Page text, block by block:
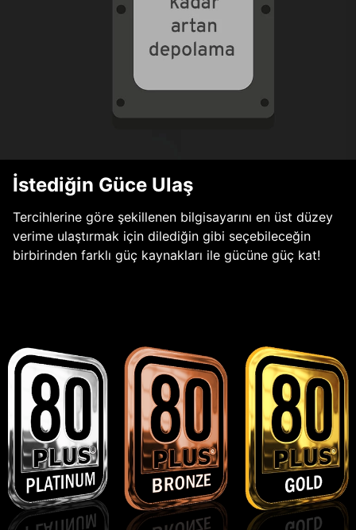
İstediğin Güce Ulaş
Tercihlerine göre şekillenen bilgisayarını en üst düzey
verime ulaştırmak için dilediğin gibi seçebileceğin
birbirinden farklı güç kaynakları ile gücüne güç kat!